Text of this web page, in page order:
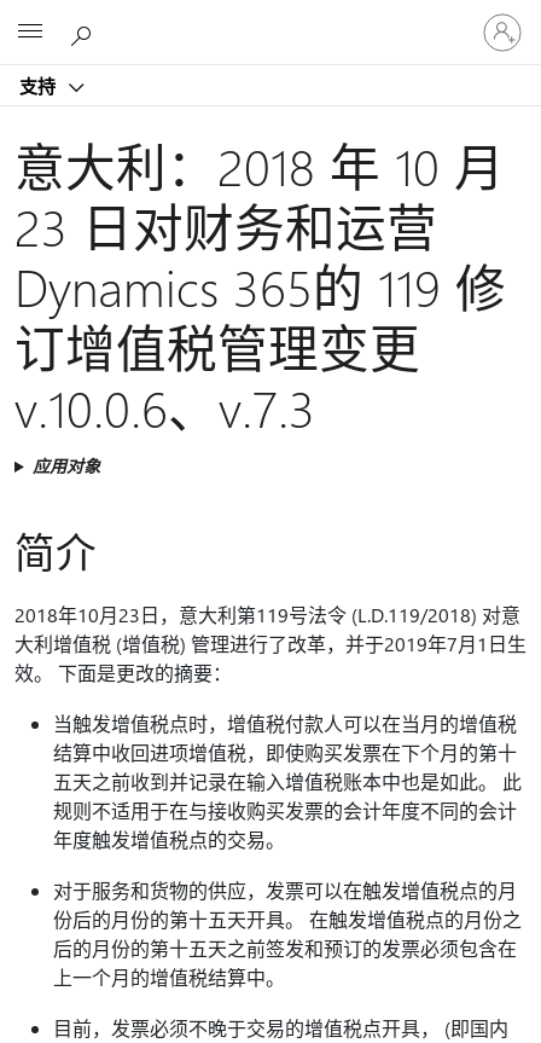
支持
请
登
录
帐
户
意大利：2018 年 10 月
23 日对财务和运营
Dynamics 365的 119 修
订增值税管理变更
v.10.0.6、v.7.3
应用对象
简介
2018年10月23日，意大利第119号法令 (L.D.119/2018) 对意
大利增值税 (增值税) 管理进行了改革，并于2019年7月1日生
效。 下面是更改的摘要：
当触发增值税点时，增值税付款人可以在当月的增值税
结算中收回进项增值税，即使购买发票在下个月的第十
五天之前收到并记录在输入增值税账本中也是如此。 此
规则不适用于在与接收购买发票的会计年度不同的会计
年度触发增值税点的交易。
对于服务和货物的供应，发票可以在触发增值税点的月
份后的月份的第十五天开具。 在触发增值税点的月份之
后的月份的第十五天之前签发和预订的发票必须包含在
上一个月的增值税结算中。
目前，发票必须不晚于交易的增值税点开具， (即国内